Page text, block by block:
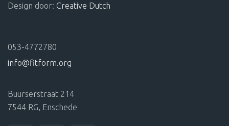
Design door: Creative Dutch
053-4772780
info@fitform.org
Buurserstraat 214
7544 RG, Enschede